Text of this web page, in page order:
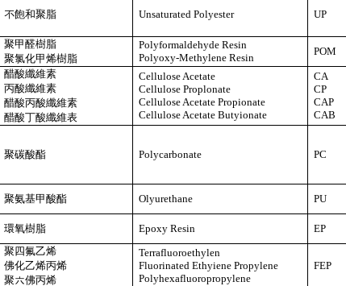
不飽和聚脂 Unsaturated Polyester UP
聚甲醛樹脂
聚氯化甲烯樹脂
Polyformaldehyde Resin
Polyoxy-Methylene Resin
POM
醋酸纖維素
丙酸纖維素
醋酸丙酸纖維素
醋酸丁酸纖維表
Cellulose Acetate
Cellulose Proplonate
Cellulose Acetate Propionate
Cellulose Acetate Butyionate
CA
CP
CAP
CAB
聚碳酸酯 Polycarbonate PC
聚氨基甲酸酯 Olyurethane PU
環氧樹脂 Epoxy Resin EP
聚四氟乙烯
佛化乙烯丙烯
聚六佛丙烯
Terrafluoroethylen
Fluorinated Ethyiene Propylene
Polyhexafluoropropylene
FEP